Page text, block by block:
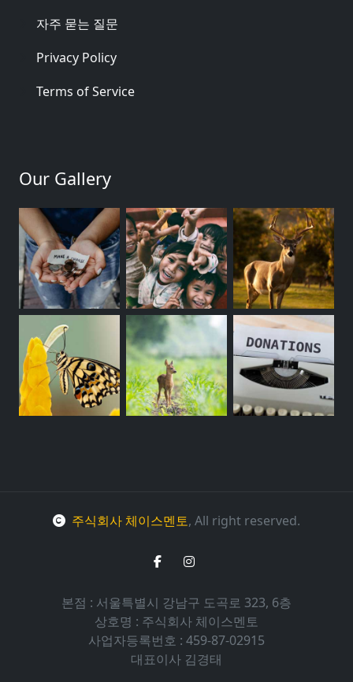
자주 묻는 질문
Privacy Policy
Terms of Service
Our Gallery
주식회사 체이스멘토, All right reserved.
본점 : 서울특별시 강남구 도곡로 323, 6층
상호명 : 주식회사 체이스멘토
사업자등록번호 : 459-87-02915
대표이사 김경태